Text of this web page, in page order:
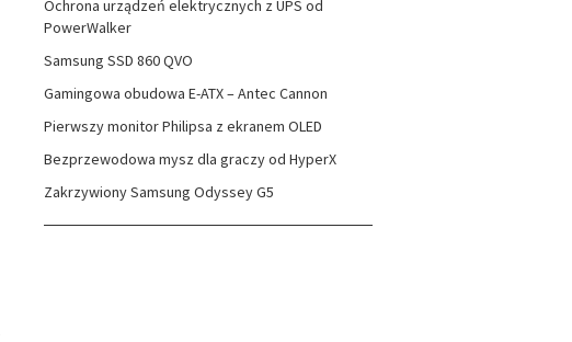
Ochrona urządzeń elektrycznych z UPS od
PowerWalker
Samsung SSD 860 QVO
Gamingowa obudowa E-ATX – Antec Cannon
Pierwszy monitor Philipsa z ekranem OLED
Bezprzewodowa mysz dla graczy od HyperX
Zakrzywiony Samsung Odyssey G5